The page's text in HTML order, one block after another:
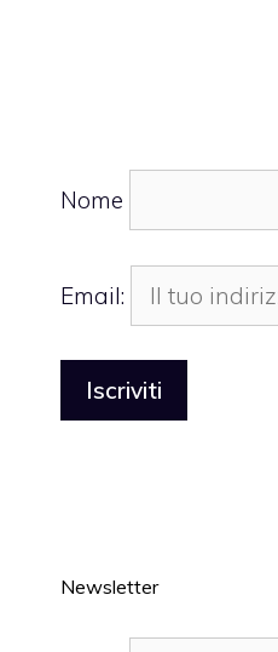
Nome
Email:
Newsletter